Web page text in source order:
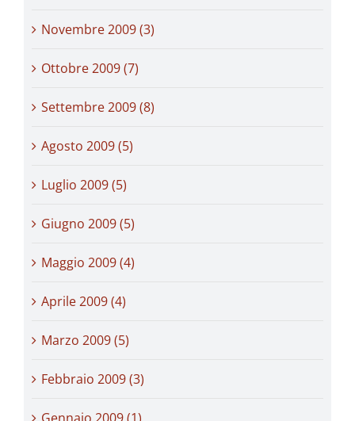
Novembre 2009 (3)
Ottobre 2009 (7)
Settembre 2009 (8)
Agosto 2009 (5)
Luglio 2009 (5)
Giugno 2009 (5)
Maggio 2009 (4)
Aprile 2009 (4)
Marzo 2009 (5)
Febbraio 2009 (3)